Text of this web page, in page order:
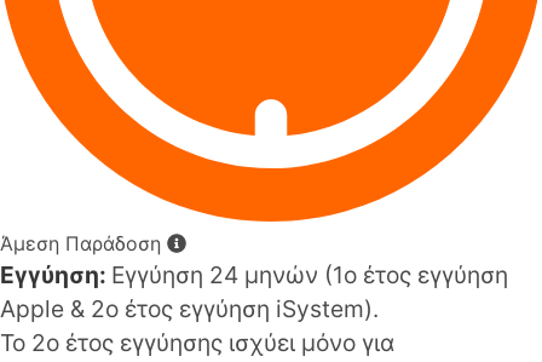
Άμεση Παράδοση
Εγγύηση: Εγγύηση 24 μηνών (1o έτος εγγύηση
Apple & 2ο έτος εγγύηση iSystem).
Το 2ο έτος εγγύησης ισχύει μόνο για